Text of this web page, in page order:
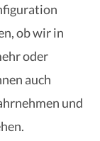
ob wir in
oder
auch
und